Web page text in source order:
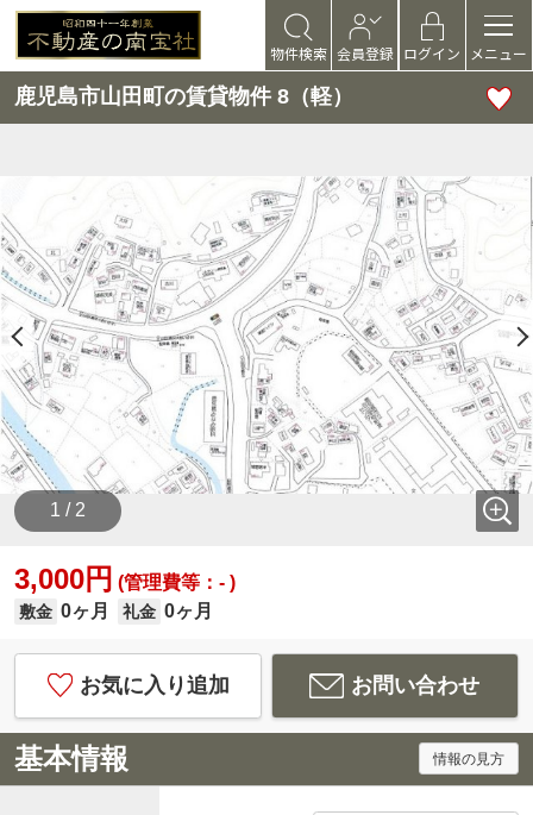
物件検索 会員登録 ログイン メニュー
鹿児島市山田町の賃貸物件 8（軽）
1 / 2
3,000円 (管理費等：- )
敷金 0ヶ月 礼金 0ヶ月
お気に入り追加 お問い合わせ
基本情報 情報の見方